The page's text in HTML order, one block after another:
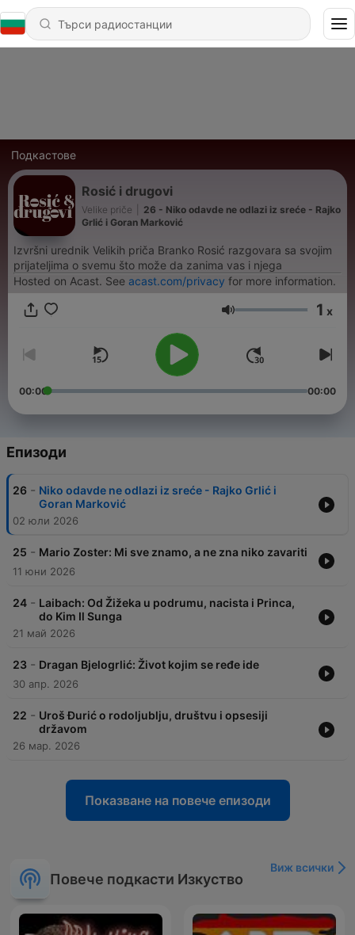
Подкастове
Rosić i drugovi
Velike priče
26 - Niko odavde ne odlazi iz sreće - Rajko
Grlić i Goran Marković
Izvršni urednik Velikih priča Branko Rosić razgovara sa svojim
prijateljima o svemu što može da zanima vas i njega
Hosted on Acast. See acast.com/privacy for more information.
Сила на звука
1 x
00:00 00:00
Епизоди
26 - Niko odavde ne odlazi iz sreće - Rajko Grlić i
Goran Marković
02 юли 2026
25 - Mario Zoster: Mi sve znamo, a ne zna niko zavariti
11 юни 2026
24 - Laibach: Od Žižeka u podrumu, nacista i Princa,
do Kim Il Sunga
21 май 2026
23 - Dragan Bjelogrlić: Život kojim se ređe ide
30 апр. 2026
22 - Uroš Đurić o rodoljublju, društvu i opsesiji
državom
26 мар. 2026
Показване на повече епизоди
Повече подкасти Изкуство
Виж всички